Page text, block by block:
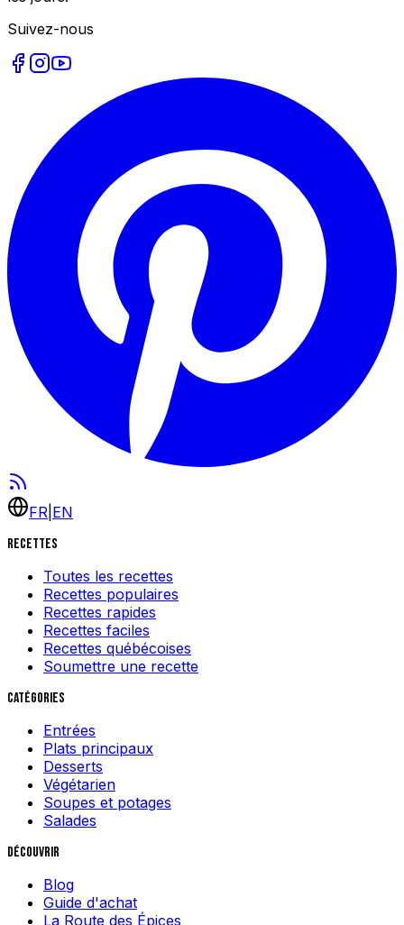
Suivez-nous
FR EN
Recettes
Toutes les recettes
Recettes populaires
Recettes rapides
Recettes faciles
Recettes québécoises
Soumettre une recette
Catégories
Entrées
Plats principaux
Desserts
Végétarien
Soupes et potages
Salades
Découvrir
Blog
Guide d'achat
La Route des Épices